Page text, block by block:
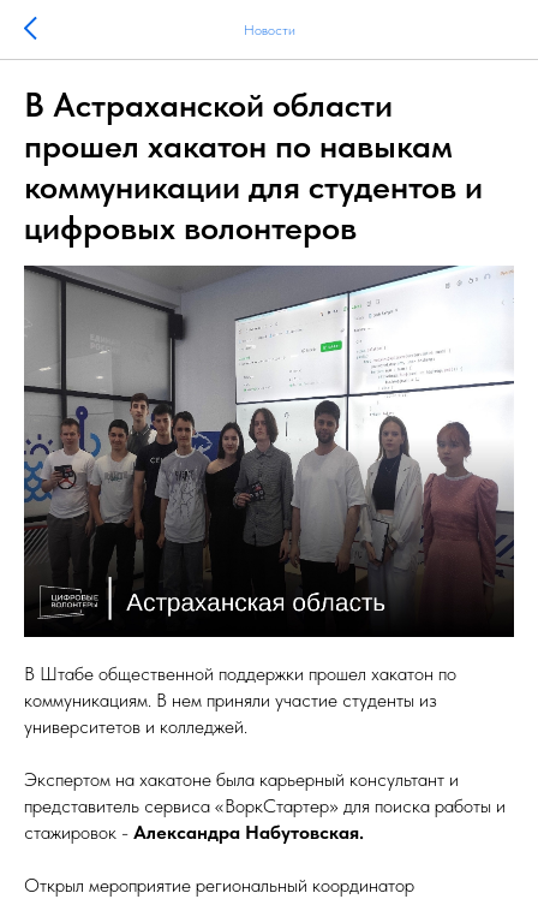
Новости
В Астраханской области
прошел хакатон по навыкам
коммуникации для студентов и
цифровых волонтеров
В Штабе общественной поддержки прошел хакатон по
коммуникациям. В нем приняли участие студенты из
университетов и колледжей.
Экспертом на хакатоне была карьерный консультант и
представитель сервиса «ВоркСтартер» для поиска работы и
стажировок - Александра Набутовская.
Открыл мероприятие региональный координатор